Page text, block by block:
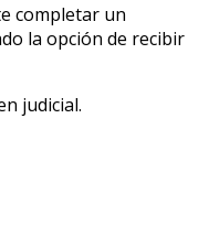
completar un
la opción de recibir
judicial.